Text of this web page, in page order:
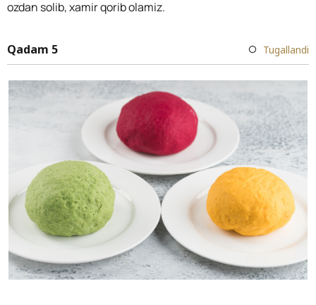
ozdan solib, xamir qorib olamiz.
Qadam 5 Tugallandi